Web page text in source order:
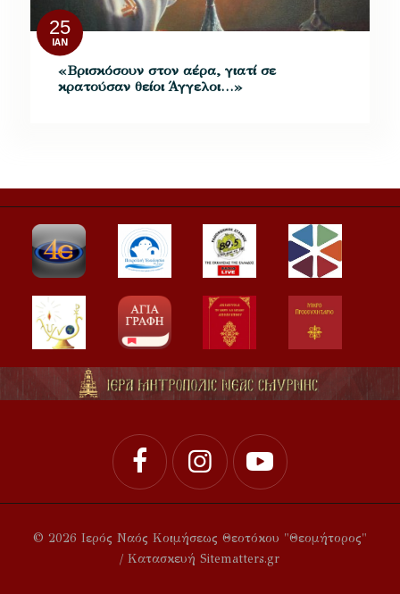
25
ΙΑΝ
«Βρισκόσουν στον αέρα, γιατί σε
κρατούσαν θείοι Άγγελοι…»
© 2026 Ιερός Ναός Κοιμήσεως Θεοτόκου "Θεομήτορος"
/ Κατασκευή Sitematters.gr